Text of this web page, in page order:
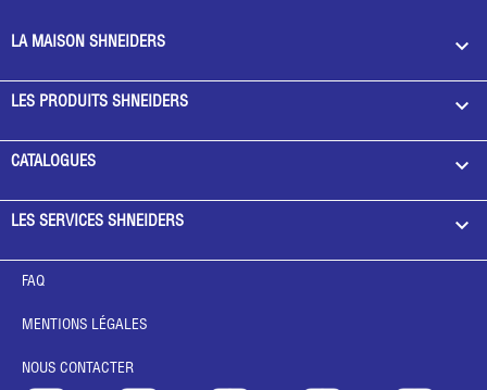
LA MAISON SHNEIDERS 
LES PRODUITS SHNEIDERS 
CATALOGUES 
LES SERVICES SHNEIDERS 
FAQ
MENTIONS LÉGALES
NOUS CONTACTER